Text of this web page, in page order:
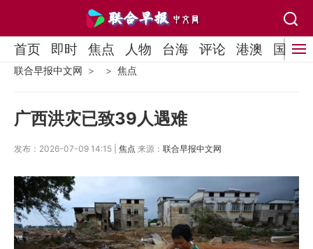
首页 即时 焦点 人物 台海 评论 港澳 国际
联合早报中文网 焦点
广西洪灾已致39人遇难
发布：2026-07-09 14:15 | 焦点 来源： 联合早报中文网